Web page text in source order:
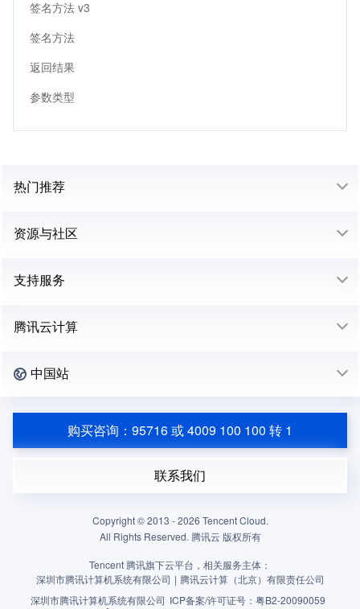
签名方法 v3
签名方法
返回结果
参数类型
热门推荐
资源与社区
支持服务
腾讯云计算
中国站
购买咨询：95716 或 4009 100 100 转 1
联系我们
Copyright © 2013 -2026 Tencent Cloud.
All Rights Reserved. 腾讯云 版权所有
Tencent 腾讯旗下云平台，相关服务主体：
深圳市腾讯计算机系统有限公司 | 腾讯云计算（北京）有限责任公司
深圳市腾讯计算机系统有限公司 ICP备案/许可证号： 粤B2-20090059